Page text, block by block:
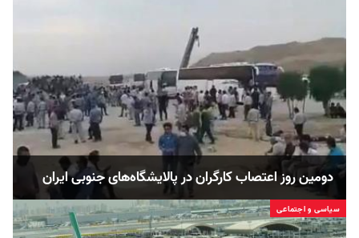
دومین روز اعتصاب کارگران در پالایشگاه‌های جنوبی ایران
سیاسی و اجتماعی